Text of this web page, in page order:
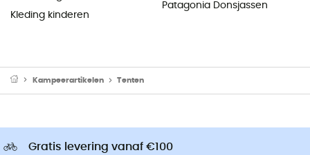
Kleding kinderen
Patagonia Donsjassen
Kampeerartikelen Tenten
Gratis levering vanaf €100